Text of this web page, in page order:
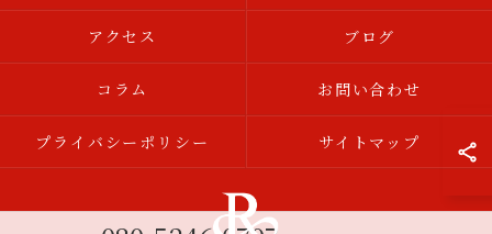
アクセス ブログ
コラム お問い合わせ
プライバシーポリシー サイトマップ